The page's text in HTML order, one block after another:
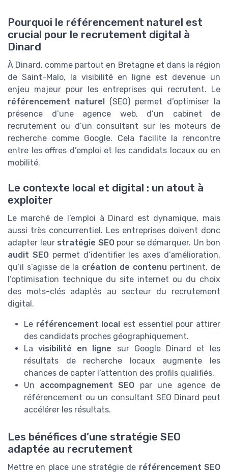
Pourquoi le référencement naturel est
crucial pour le recrutement digital à
Dinard
À Dinard, comme partout en Bretagne et dans la région
de Saint-Malo, la visibilité en ligne est devenue un
enjeu majeur pour les entreprises qui recrutent. Le
référencement naturel
(SEO) permet d’optimiser la
présence d’une agence web, d’un cabinet de
recrutement ou d’un consultant sur les moteurs de
recherche comme Google. Cela facilite la rencontre
entre les offres d’emploi et les candidats locaux ou en
mobilité.
Le contexte local et digital : un atout à
exploiter
Le marché de l’emploi à Dinard est dynamique, mais
aussi très concurrentiel. Les entreprises doivent donc
adapter leur stratégie SEOpour se démarquer. Un bon
audit SEOpermet d’identifier les axes d’amélioration,
qu’il s’agisse de la création de contenu pertinent, de
l’optimisation technique du site internet ou du choix
des mots-clés adaptés au secteur du recrutement
digital.
Le référencement local est essentiel pour attirer
des candidats proches géographiquement.
Lavisibilité en ligne sur Google Dinard et les
résultats de recherche locaux augmente les
chances de capter l’attention des profils qualifiés.
Un accompagnement SEO par une agence de
référencement ou un consultant SEO Dinard peut
accélérer les résultats.
Les bénéfices d’une stratégie SEO
adaptée au recrutement
Mettre en place une stratégie de référencement SEO